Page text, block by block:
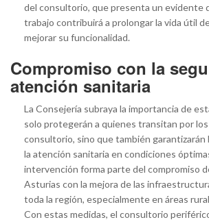
del consultorio, que presenta un evidente
trabajo contribuirá a prolongar la vida útil
mejorar su funcionalidad.
Compromiso con la
atención sanitaria
La Consejería subraya la importancia de
solo protegerán a quienes transitan por
consultorio, sino que también garantizarán
la atención sanitaria en condiciones
intervención forma parte del compromiso
Asturias con la mejora de las
toda la región, especialmente en áreas
Con estas medidas, el consultorio